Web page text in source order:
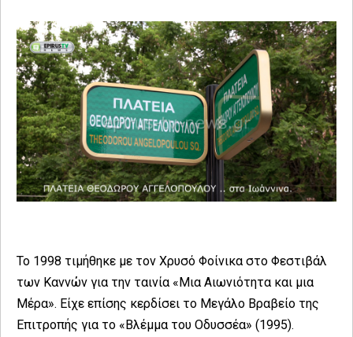
Το 1998 τιμήθηκε με τον Χρυσό Φοίνικα στο Φεστιβάλ
των Καννών για την ταινία «Μια Αιωνιότητα και μια
Μέρα». Είχε επίσης κερδίσει το Μεγάλο Βραβείο της
Επιτροπής για το «Βλέμμα του Οδυσσέα» (1995).